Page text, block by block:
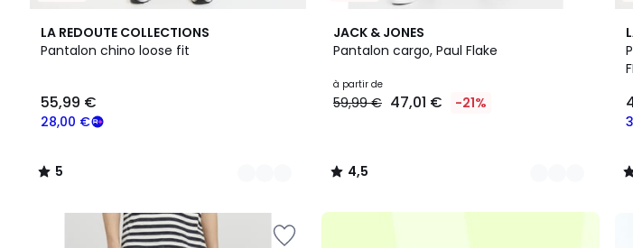
LA REDOUTE COLLECTIONS
Pantalon chino loose fit
€
souscrivez
programme
payer
28,00 €
55,99 €
5
/
3
Couleurs
5
/
JACK & JONES
Pantalon cargo, Paul Flake
à partir de
59,99 € 47,01 € -21%
4,5
/ 5
2
Couleurs
4,5
/
6
/